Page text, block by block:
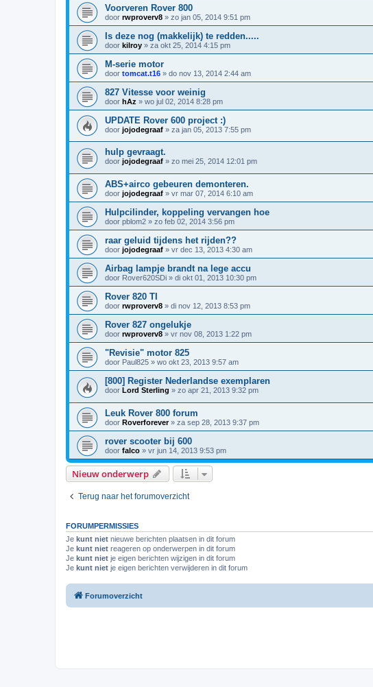
Voorveren Rover 800
door rwproverv8 » zo jan 05, 2014 9:51 pm
Is deze nog (makkelijk) te redden.....
door kilroy » za okt 25, 2014 4:15 pm
M-serie motor
door tomcat.t16 » do nov 13, 2014 2:44 am
827 Vitesse voor weinig
door hAz » wo jul 02, 2014 8:28 pm
UPDATE Rover 600 project :)
door jojodegraaf » za jan 05, 2013 7:55 pm
hulp gevraagt.
door jojodegraaf » zo mei 25, 2014 12:01 pm
ABS+airco gebeuren demonteren.
door jojodegraaf » vr mar 07, 2014 6:10 am
Hulpcilinder, koppeling vervangen hoe
door pblom2 » zo feb 02, 2014 3:56 pm
raar geluid tijdens het rijden??
door jojodegraaf » vr dec 13, 2013 4:30 am
Airbag lampje brandt na lege accu
door Rover620SDi » di okt 01, 2013 10:30 pm
Rover 820 TI
door rwproverv8 » di nov 12, 2013 8:53 pm
Rover 827 ongelukje
door rwproverv8 » vr nov 08, 2013 1:22 pm
"Revisie" motor 825
door Paul825 » wo okt 23, 2013 9:57 am
[800] Register Nederlandse exemplaren
door Lord Sterling » zo apr 21, 2013 9:32 pm
Leuk Rover 800 forum
door Roverforever» za sep 28, 2013 9:37 pm
rover scooter bij 600
door falco » vr jun 14, 2013 9:53 pm
Nieuw onderwerp
Terug naar het forumoverzicht
FORUMPERMISSIES
Je kunt niet nieuwe berichten plaatsen in dit forum
Je kunt niet reageren op onderwerpen in dit forum
Je kunt niet je eigen berichten wijzigen in dit forum
Je kunt niet je eigen berichten verwijderen in dit forum
Forumoverzicht